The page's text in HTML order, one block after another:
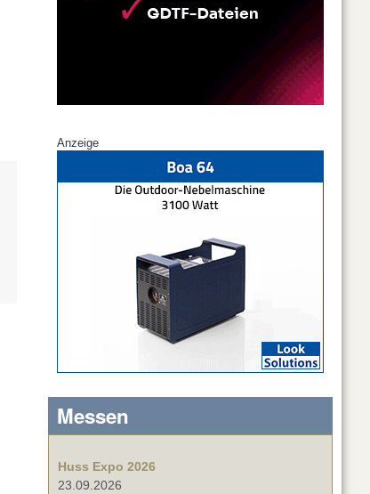
Anzeige
Messen
Huss Expo 2026
23.09.2026